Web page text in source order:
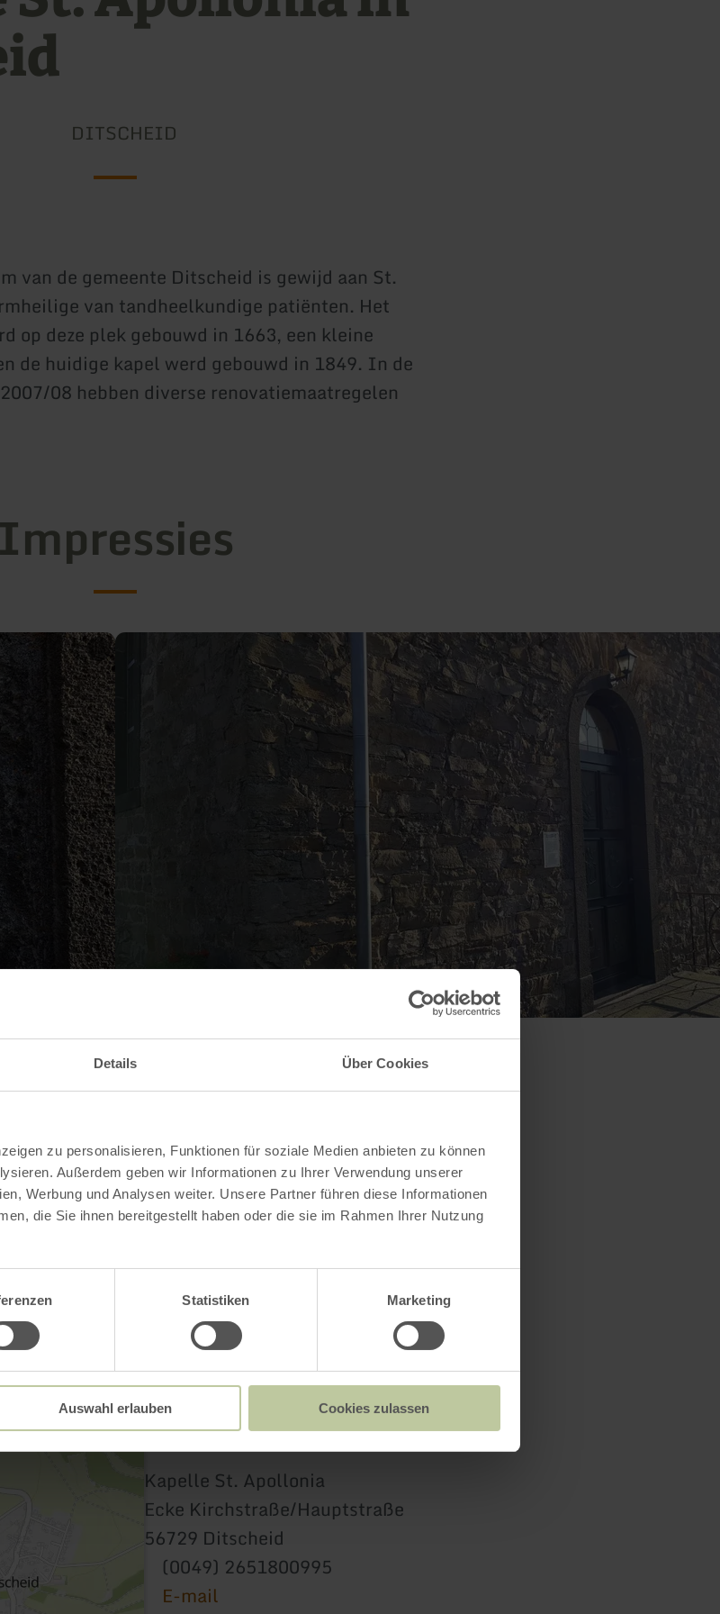
Details Über Cookies
zu personalisieren, Funktionen für soziale Medien anbieten zu können
Außerdem geben wir Informationen zu Ihrer Verwendung unserer
Werbung und Analysen weiter. Unsere Partner führen diese Informationen
die Sie ihnen bereitgestellt haben oder die sie im Rahmen Ihrer Nutzung
Statistiken Marketing
Auswahl erlauben Cookies zulassen
DITSCHEID
van de gemeente Ditscheid is gewijd aan St.
van tandheelkundige patiënten. Het
op deze plek gebouwd in 1663, een kleine
de huidige kapel werd gebouwd in 1849. In de
08 hebben diverse renovatiemaatregelen
Impressies
Galerij openen
Contact
Kapelle St. Apollonia
Ecke Kirchstraße/Hauptstraße
56729 Ditscheid
(0049) 2651800995
E-mail